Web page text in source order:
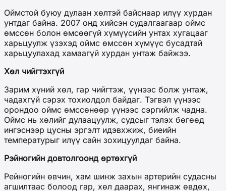
Оймстой буюу дулаан хөлтэй байснаар илүү хурдан
унтдаг байна. 2007 онд хийсэн судалгаагаар оймс
өмссөн болон өмсөөгүй хүмүүсийн унтах хугацааг
харьцуулж үзэхэд оймс өмссөн хүмүүс бусадтай
харьцуулахад хамаагүй хурдан унтаж байжээ.
Хөл чийгтэхгүй
Зарим хүний хөл, гар чийгтэж, үүнээс болж унтаж,
чадахгүй сэрэх тохиолдол байдаг. Тэгвэл үүнээс
орондоо оймс өмссөнөөр үүнээс сэргийлж чадна.
Оймс нь хөлийг дулаацуулж, судсыг тэлэх бөгөөд
ингэснээр цусны эргэлт идэвхжиж, биеийн
температурыг илүү сайн зохицуулдаг байна.
Рэйногийн довтолгоонд өртөхгүй
Рейногийн өвчин, хам шинж захын артерийн судасны
агшилтаас болоод гар, хөл даарах, янгинаж өвдөх,